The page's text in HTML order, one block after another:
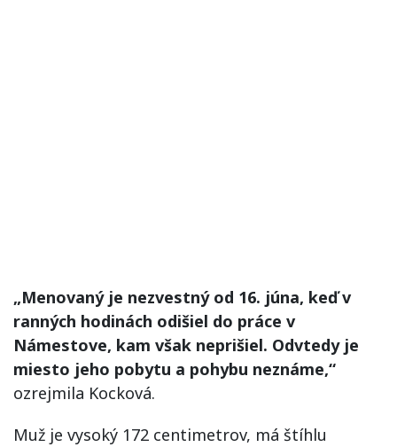
„Menovaný je nezvestný od 16. júna, keď v
ranných hodinách odišiel do práce v
Námestove, kam však neprišiel. Odvtedy je
miesto jeho pobytu a pohybu neznáme,“
ozrejmila Kocková.
Muž je vysoký 172 centimetrov, má štíhlu